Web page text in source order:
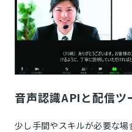
音声認識APIと配信ツ
少し手間やスキルが必要な